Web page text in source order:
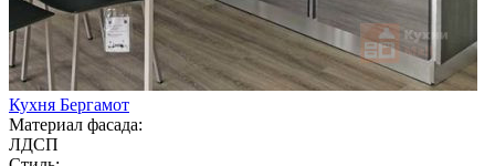
Кухня Бергамот
Материал фасада:
ЛДСП